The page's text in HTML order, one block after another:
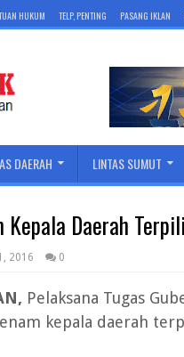
HUKUM TELP, PENTING PASANG IKLAN
DAERAH LINTAS SUMUT
Kepala Daerah
2016 0
Pelaksana Tugas
kepala daerah